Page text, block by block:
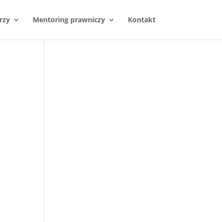
Mentoring prawniczy Kontakt